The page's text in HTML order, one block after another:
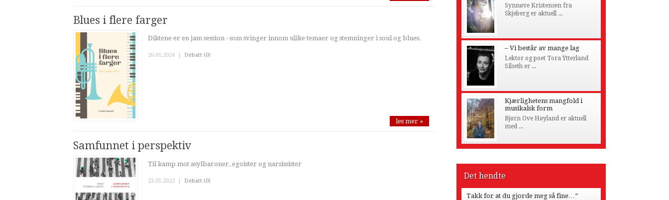
Blues i flere farger
Diktene er en jam session - som svinger innom ulike temaer og stemninger i soul og blues.
26.01.2024 Debatt (0)
les mer »
Samfunnet i perspektiv
Til kamp mot asylbaroner, egoister og narsissister
23.05.2022 | Debatt (0)
Synnøve Kristensen fra
Skjeberg er aktuell ...
– Vi består av mange lag
Lektor og poet Tora Ytterland
Silseth er ...
Kjærlighetens mangfold i
musikalsk form
Bjørn Ove Høyland er aktuell
med ...
Det hendte
Takk for at du gjorde meg så fine…”